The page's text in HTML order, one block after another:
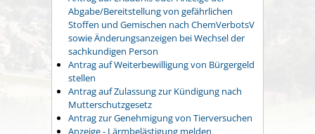
Abgabe/Bereitstellung von gefährlichen
Stoffen und Gemischen nach ChemVerbotsV
sowie Änderungsanzeigen bei Wechsel der
sachkundigen Person
Antrag auf Weiterbewilligung von Bürgergeld
stellen
Antrag auf Zulassung zur Kündigung nach
Mutterschutzgesetz
Antrag zur Genehmigung von Tierversuchen
Anzeige - Lärmbelästigung melden